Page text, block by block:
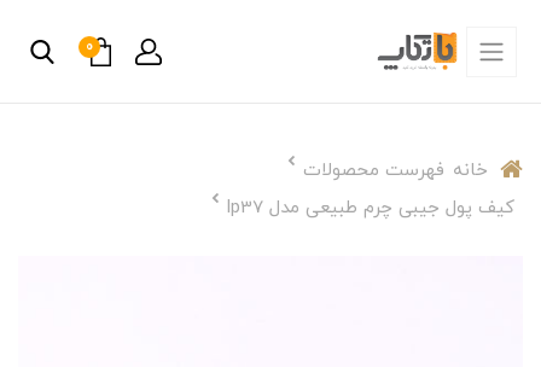
0
خانه فهرست محصولات
کیف پول جیبی چرم طبیعی مدل lp37